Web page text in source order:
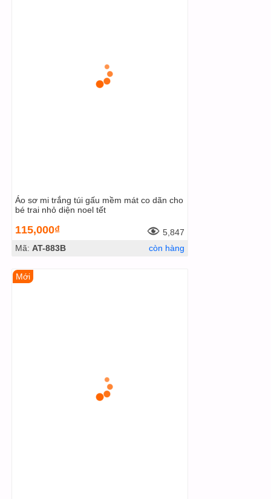
Áo sơ mi trắng túi gấu mềm mát co dãn cho
bé trai nhỏ diện noel tết
115,000₫
5,847
Mã: AT-883B còn hàng
Mới